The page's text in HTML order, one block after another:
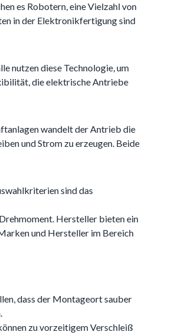
es Robotern, eine Vielzahl von
in der Elektronikfertigung sind
nutzen diese Technologie, um
die elektrische Antriebe
wandelt der Antrieb die
und Strom zu erzeugen. Beide
sind das
Hersteller bieten ein
und Hersteller im Bereich
dass der Montageort sauber
zu vorzeitigem Verschleiß